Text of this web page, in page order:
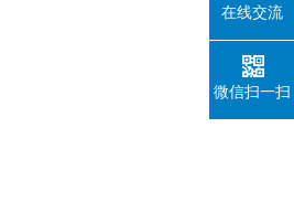
在线交流
微信扫一扫